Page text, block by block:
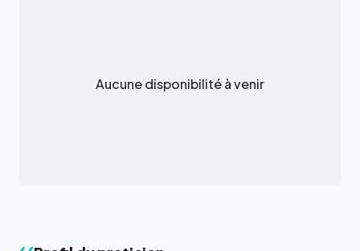
Aucune disponibilité à venir